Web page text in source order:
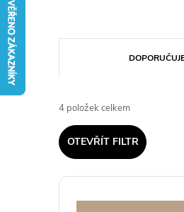
a
z
e
4 položek celkem
OTEVŘÍT FILTR
V